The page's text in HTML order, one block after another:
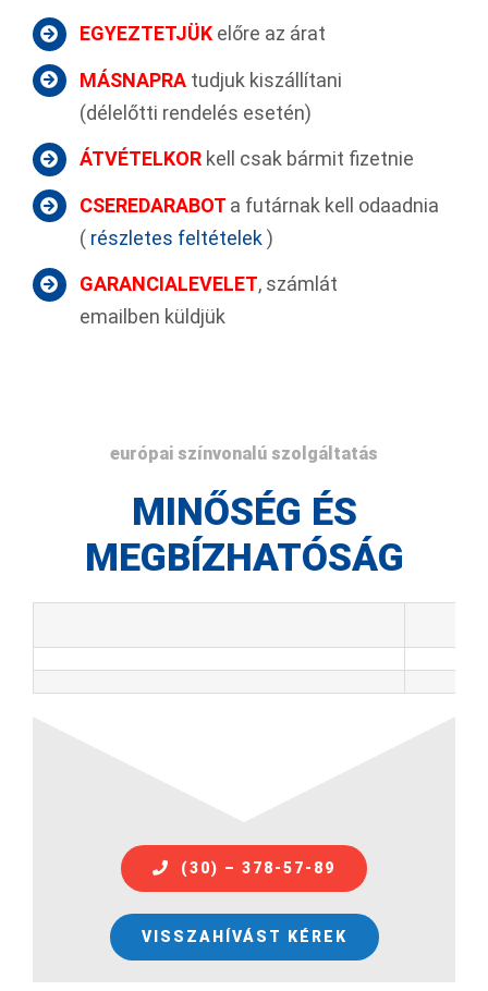
EGYEZTETJÜK előre az árat
MÁSNAPRA tudjuk kiszállítani
(délelőtti rendelés esetén)
ÁTVÉTELKOR kell csak bármit fizetnie
CSEREDARABOT a futárnak kell odaadnia
( részletes feltételek)
GARANCIALEVELET, számlát
emailben küldjük
európai színvonalú szolgáltatás
MINŐSÉG ÉS
MEGBÍZHATÓSÁG
(30) – 378-57-89
VISSZAHÍVÁST KÉREK